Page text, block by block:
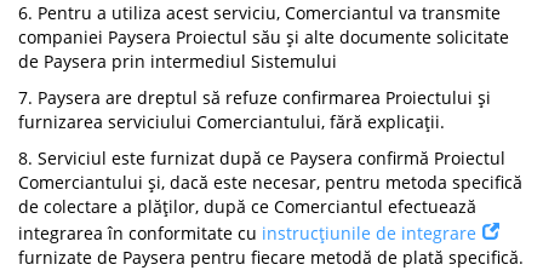
6. Pentru a utiliza acest serviciu, Comerciantul va transmite
companiei Paysera Proiectul său și alte documente solicitate
de Paysera prin intermediul Sistemului
7. Paysera are dreptul să refuze confirmarea Proiectului și
furnizarea serviciului Comerciantului, fără explicații.
8. Serviciul este furnizat după ce Paysera confirmă Proiectul
Comerciantului și, dacă este necesar, pentru metoda specifică
de colectare a plăților, după ce Comerciantul efectuează
integrarea în conformitate cu instrucțiunile de integrare
furnizate de Paysera pentru fiecare metodă de plată specifică.